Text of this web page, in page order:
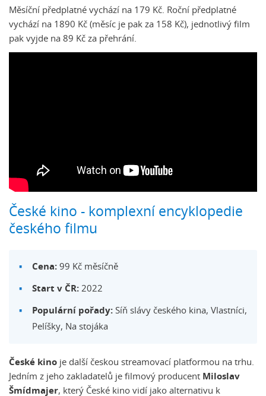
Měsíční předplatné vychází na 179 Kč. Roční předplatné
vychází na 1890 Kč (měsíc je pak za 158 Kč), jednotlivý film
pak vyjde na 89 Kč za přehrání.
České kino - komplexní encyklopedie
českého filmu
Cena:99 Kč měsíčně
Start v ČR:2022
Populární pořady:Síň slávy českého kina, Vlastníci,
Pelíšky, Na stojáka
České kino je další českou streamovací platformou na trhu.
Jedním z jeho zakladatelů je filmový producent Miloslav
Šmídmajer, který České kino vidí jako alternativu k